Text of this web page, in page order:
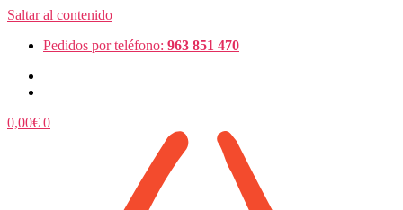
Saltar al contenido
Pedidos por teléfono: 963 851 470
0,00€ 0